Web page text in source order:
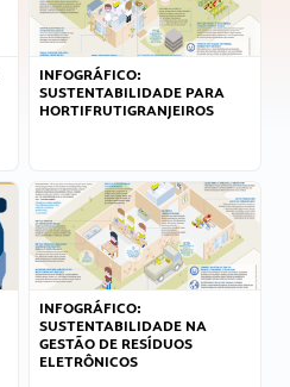
INFOGRÁFICO:
SUSTENTABILIDADE PARA
HORTIFRUTIGRANJEIROS
INFOGRÁFICO:
SUSTENTABILIDADE NA
GESTÃO DE RESÍDUOS
ELETRÔNICOS